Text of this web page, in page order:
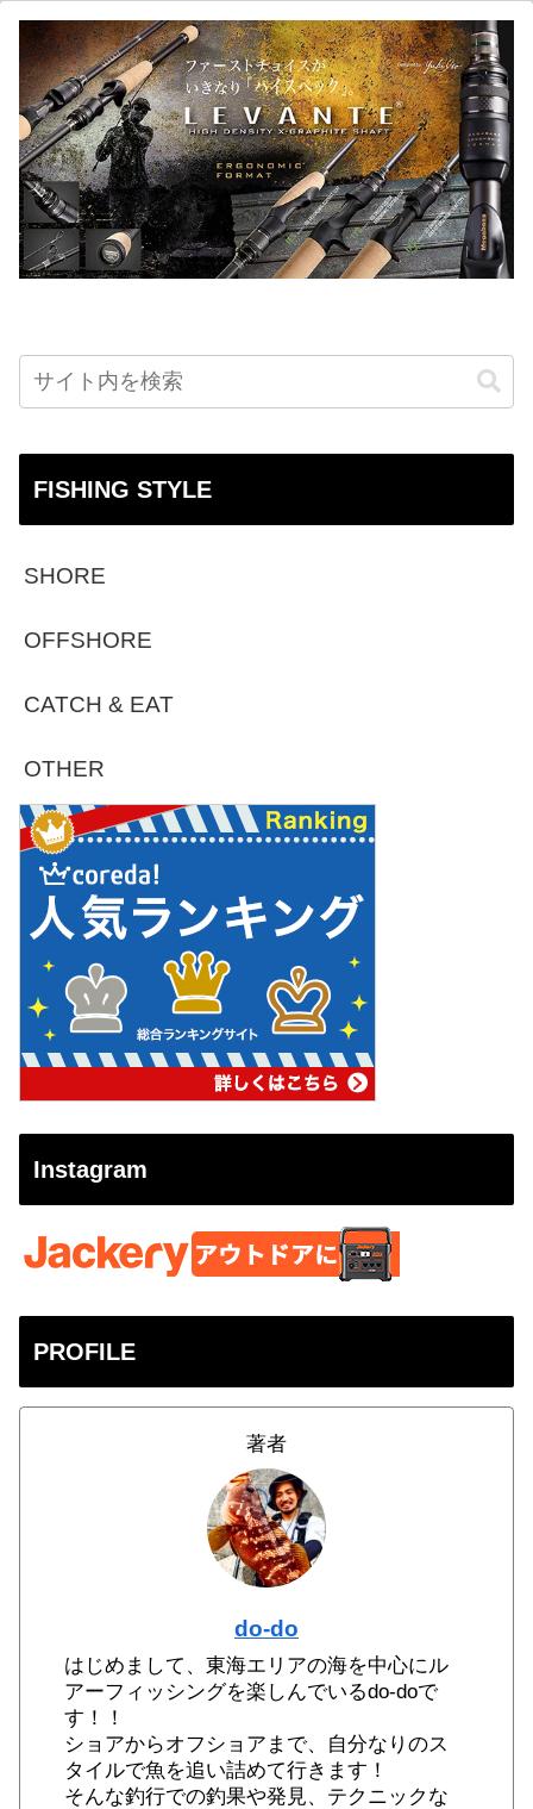
FISHING STYLE
SHORE
OFFSHORE
CATCH & EAT
OTHER
Instagram
PROFILE
著者
do-do
はじめまして、東海エリアの海を中心にル
アーフィッシングを楽しんでいるdo-doで
す！！
ショアからオフショアまで、自分なりのス
タイルで魚を追い詰めて行きます！
そんな釣行での釣果や発見、テクニックな